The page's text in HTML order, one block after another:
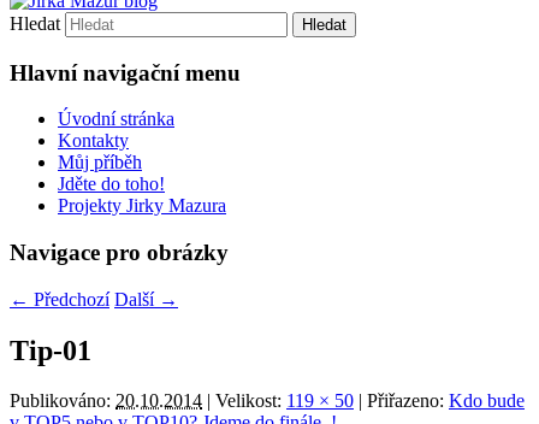
Hledat
Hlavní navigační menu
Úvodní stránka
Kontakty
Můj příběh
Jděte do toho!
Projekty Jirky Mazura
Navigace pro obrázky
← Předchozí Další →
Tip-01
Publikováno: 20.10.2014 | Velikost: 119 × 50 | Přiřazeno: Kdo bude